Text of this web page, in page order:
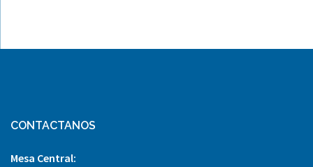
CONTACTANOS
Mesa Central: